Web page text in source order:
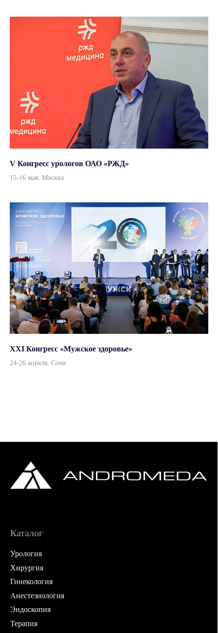
V Конгресс урологов ОАО «РЖД»
15-16 мая, Москва
XXI Конгресс «Мужское здоровье»
24-26 апреля, Сочи
+7 (499) 390 90 36
Данный интернет-сайт, а также вся информация о товарах и ценах,
предоставленная на нём, носит исключительно информационный
характер и ни при каких условиях не является публичной офертой
Согласие на обработку персональных данных
Политика конфиденциальности
© 2026, ООО «Андромеда Медикал»
Все права защищены